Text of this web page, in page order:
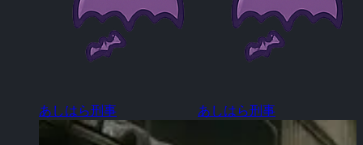
あしはら刑事 あしはら刑事